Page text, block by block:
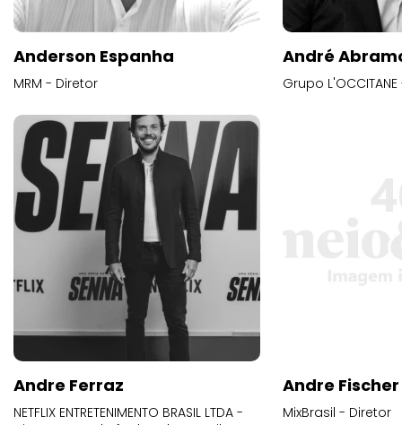
Anderson Espanha
MRM - Diretor
André
Grupo
Andre Ferraz
NETFLIX ENTRETENIMENTO BRASIL LTDA -
Andre Fischer
MixBrasil - Diretor